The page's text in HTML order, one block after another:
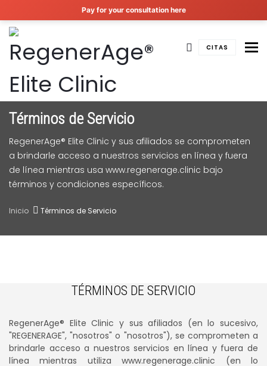
Pay for your consultation here
CITAS
Términos de Servicio
RegenerAge® Elite Clinic y sus afiliados se comprometen
a brindarle acceso a nuestros servicios en línea y fuera
de línea mientras usa www.regenerage.clinic bajo
términos y condiciones específicos.
Inicio Términos de Servicio
TÉRMINOS DE SERVICIO
RegenerAge® Elite Clinic y sus afiliados (en lo sucesivo,
"REGENERAGE", "nosotros" o "nosotros"), se comprometen a
brindarle acceso a nuestros servicios en línea y fuera de
línea mientras utiliza www.regenerage.clinic (en lo